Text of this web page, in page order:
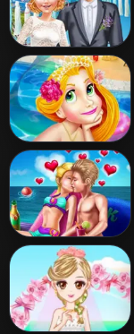
Princess Boho
Wedding Rivals
Rapunzel Sweet
Vacation
Ellie Private
Beach